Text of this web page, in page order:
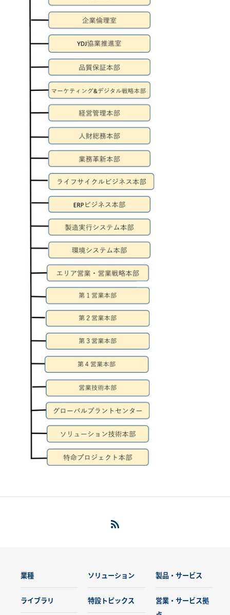
業種 ソリューション 製品・サービス
ライブラリ 特設トピックス
営業・サービス拠